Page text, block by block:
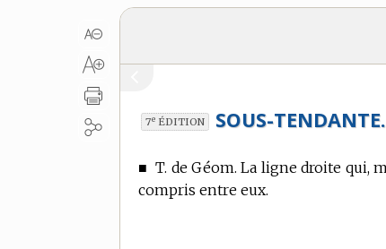
7e ÉDITION SOUS-TENDANTE.
■T. de Géom. La ligne droite qui,
compris entre eux.